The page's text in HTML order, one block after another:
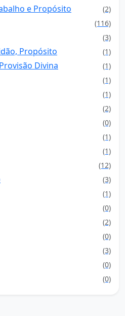
e Propósito (2)
(116)
(3)
Propósito (1)
Divina (1)
(1)
(1)
(2)
(0)
(1)
(1)
(12)
(3)
(1)
(0)
(2)
(0)
(3)
(0)
(0)